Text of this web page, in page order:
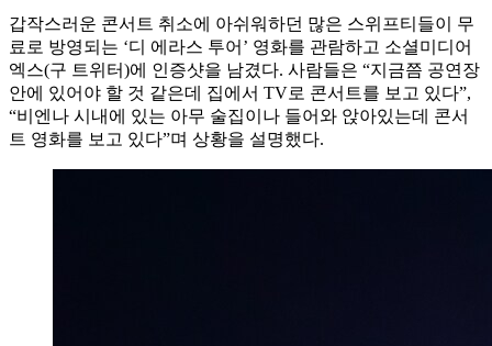
갑작스러운 콘서트 취소에 아쉬워하던 많은 스위프티들이 무
료로 방영되는 ‘디 에라스 투어’ 영화를 관람하고 소셜미디어
엑스(구 트위터)에 인증샷을 남겼다. 사람들은 “지금쯤 공연장
안에 있어야 할 것 같은데 집에서 TV로 콘서트를 보고 있다”,
“비엔나 시내에 있는 아무 술집이나 들어와 앉아있는데 콘서
트 영화를 보고 있다”며 상황을 설명했다.